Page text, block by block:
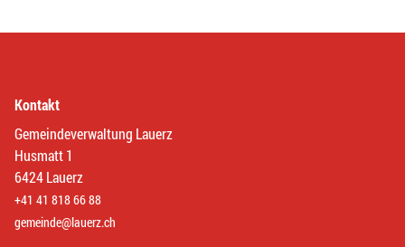
Kontakt
Gemeindeverwaltung Lauerz
Husmatt 1
6424 Lauerz
+41 41 818 66 88
gemeinde@lauerz.ch